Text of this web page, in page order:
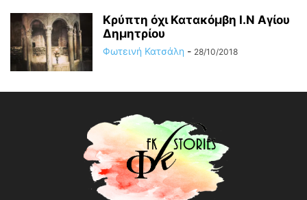
Κρύπτη όχι Κατακόμβη Ι.Ν Αγίου
Δημητρίου
Φωτεινή Κατσάλη - 28/10/2018